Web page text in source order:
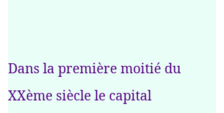
Dans la première moitié du
XXème siècle le capital